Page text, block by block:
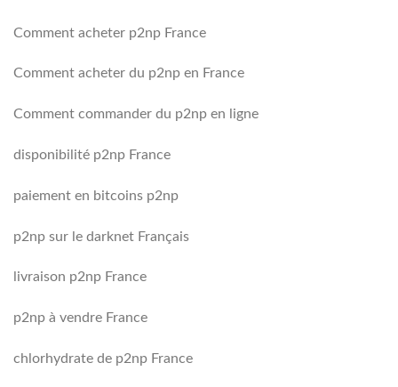
Comment acheter p2np France
Comment acheter du p2np en France
Comment commander du p2np en ligne
disponibilité p2np France
paiement en bitcoins p2np
p2np sur le darknet Français
livraison p2np France
p2np à vendre France
chlorhydrate de p2np France